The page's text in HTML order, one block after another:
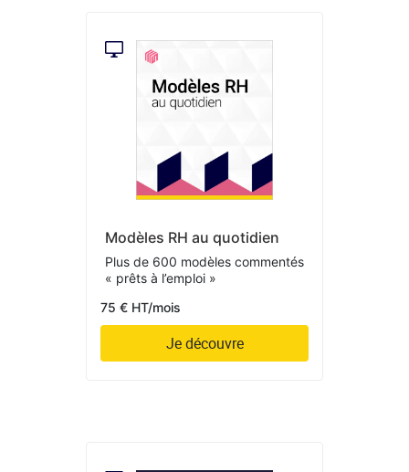
Modèles RH au quotidien
Plus de 600 modèles commentés
« prêts à l’emploi »
75 € HT/mois
Je découvre